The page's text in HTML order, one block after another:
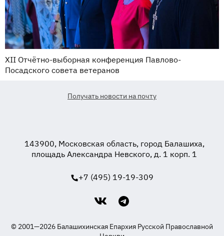
XII Отчётно-выборная конференция Павлово-
Посадского совета ветеранов
Получать новости на почту
143900, Московская область, город Балашиха,
площадь Александра Невского, д. 1 корп. 1
+7 (495) 19-19-309
© 2001—2026 Балашихинская Епархия Русской Православной